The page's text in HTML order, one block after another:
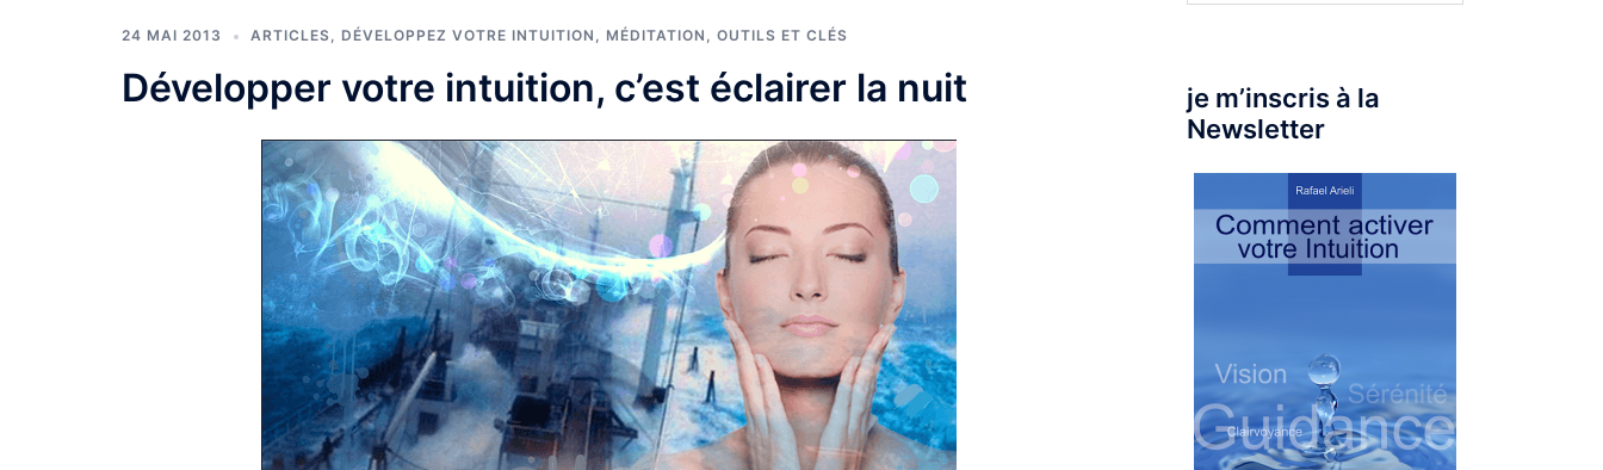
24 MAI 2013 ARTICLES, DÉVELOPPEZ VOTRE INTUITION , MÉDITATION , OUTILS ET CLÉS
Développer votre intuition, c’est éclairer la nuit
je m’inscris à la
Newsletter